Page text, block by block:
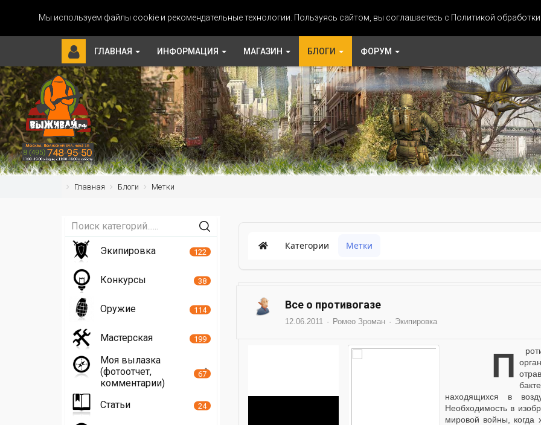
Мы используем файлы cookie и рекомендательные технологии. Пользуясь сайтом, вы соглашаетесь с Политикой
ГЛАВНАЯ ИНФОРМАЦИЯ МАГАЗИН БЛОГИ ФОРУМ
Главная Блоги Метки
Категории Метки
Все о противогазе
12.06.2011 Ромео Зроман Экипировка
Противогаз - устройство (прибор) для защиты
находящихся в
Необходимость в
мировой войны, когда
Экипировка 122
Конкурсы 38
Оружие 114
Мастерская 199
Моя вылазка
(фотоотчет,
комментарии)
67
Статьи 24